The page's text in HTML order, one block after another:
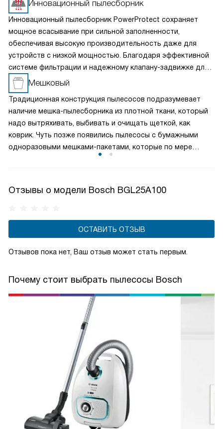
Инновационный пылесборник
Инновационный пылесборник PowerProtect сохраняет
мощное всасывание при сильной заполненности,
обеспечивая высокую производительность даже для
устройств с низкой мощностью. Благодаря эффективной
системе фильтрации и надежному клапану-задвижке для
утилизации он обеспечивает высокую гигиеничность
уборки и простоту очистки, обеспечивая надежную
защиту двигателя и идеальную эффективность удержания
пыли.
Мешковый
Традиционная конструкция пылесосов подразумевает
наличие мешка-пылесборника из плотной ткани, который
надо вытряхивать, выбивать и очищать щеткой, как
коврик. Чуть позже появились пылесосы с бумажными
одноразовыми мешками-пакетами, которые по мере
Отзывы о модели Bosch BGL25A100
ОСТАВИТЬ ОТЗЫВ
Отзывов пока нет, Ваш отзыв может стать первым.
Почему стоит выбрать пылесосы Bosch